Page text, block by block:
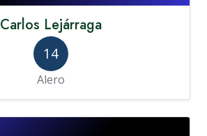
Carlos Lejárraga
14
Alero